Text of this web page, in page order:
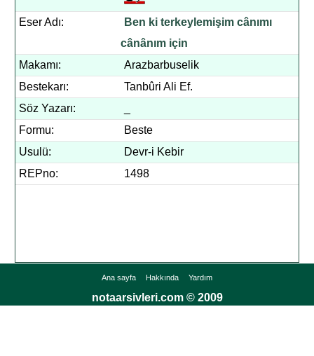
Eser Adı:
Ben ki terkeylemişim cânımı
cânânım için
Makamı:
Arazbarbuselik
Bestekarı:
Tanbûri Ali Ef.
Söz Yazarı:
Formu:
Beste
Usulü:
Devr-i Kebir
REPno:
1498
Ana sayfa Hakkında Yardım
notaarsivleri.com © 2009